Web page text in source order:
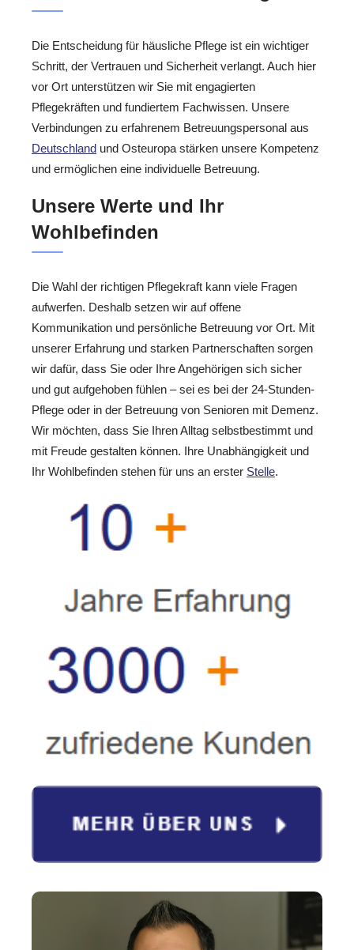
Die Entscheidung für häusliche Pflege ist ein wichtiger
Schritt, der Vertrauen und Sicherheit verlangt. Auch hier
vor Ort unterstützen wir Sie mit engagierten
Pflegekräften und fundiertem Fachwissen. Unsere
Verbindungen zu erfahrenem Betreuungspersonal aus
Deutschland und Osteuropa stärken unsere Kompetenz
und ermöglichen eine individuelle Betreuung.
Unsere Werte und Ihr
Wohlbefinden
Die Wahl der richtigen Pflegekraft kann viele Fragen
aufwerfen. Deshalb setzen wir auf offene
Kommunikation und persönliche Betreuung vor Ort. Mit
unserer Erfahrung und starken Partnerschaften sorgen
wir dafür, dass Sie oder Ihre Angehörigen sich sicher
und gut aufgehoben fühlen – sei es bei der 24-Stunden-
Pflege oder in der Betreuung von Senioren mit Demenz.
Wir möchten, dass Sie Ihren Alltag selbstbestimmt und
mit Freude gestalten können. Ihre Unabhängigkeit und
Ihr Wohlbefinden stehen für uns an erster Stelle.